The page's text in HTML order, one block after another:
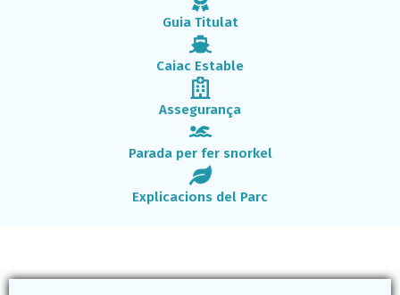
Guia Titulat
Caiac Estable
Assegurança
Parada per fer snorkel
Explicacions del Parc